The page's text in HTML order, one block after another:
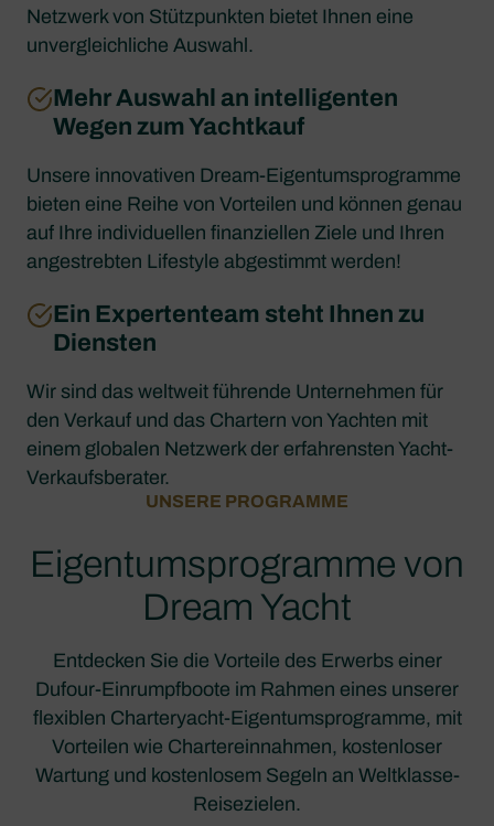
Netzwerk von Stützpunkten bietet Ihnen eine
unvergleichliche Auswahl.
Mehr Auswahl an intelligenten
Wegen zum Yachtkauf
Unsere innovativen Dream-Eigentumsprogramme
bieten eine Reihe von Vorteilen und können genau
auf Ihre individuellen finanziellen Ziele und Ihren
angestrebten Lifestyle abgestimmt werden!
Ein Expertenteam steht Ihnen zu
Diensten
Wir sind das weltweit führende Unternehmen für
den Verkauf und das Chartern von Yachten mit
einem globalen Netzwerk der erfahrensten Yacht-
Verkaufsberater.
UNSERE PROGRAMME
Eigentumsprogramme von
Dream Yacht
Entdecken Sie die Vorteile des Erwerbs einer
Dufour-Einrumpfboote im Rahmen eines unserer
flexiblen Charteryacht-Eigentumsprogramme, mit
Vorteilen wie Chartereinnahmen, kostenloser
Wartung und kostenlosem Segeln an Weltklasse-
Reisezielen.